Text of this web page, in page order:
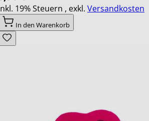
19% Steuern , exkl. Versandkosten
In den Warenkorb